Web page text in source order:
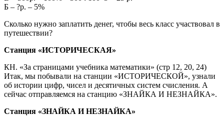
Б – ?р. – 5%
Сколько нужно заплатить денег, чтобы весь класс участвовал в
путешествии?
Станция «ИСТОРИЧЕСКАЯ»
КН. «За страницами учебника математики» (стр 12, 20, 24)
Итак, мы побывали на станции «ИСТОРИЧЕСКОЙ», узнали
об истории цифр, чисел и десятичных систем счисления. А
сейчас отправляемся на станцию «ЗНАЙКА И НЕЗНАЙКА».
Станция «ЗНАЙКА И НЕЗНАЙКА»